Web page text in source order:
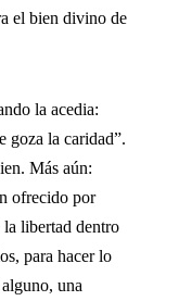
el bien divino de
la acedia:
goza la caridad”.
Más aún:
ofrecido por
libertad dentro
para hacer lo
una